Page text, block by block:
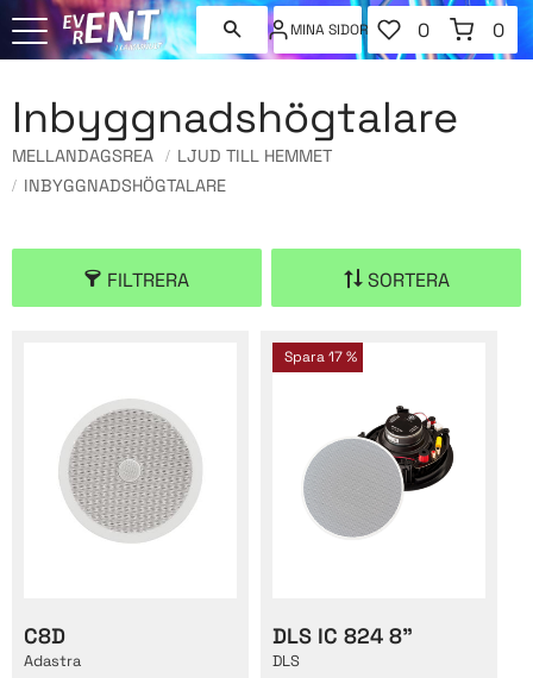
MINA SIDOR
FAVORITER
ANTAL
0
KUNDVAGN
0
Inbyggnadshögtalare
MELLANDAGSREA
LJUD TILL HEMMET
INBYGGNADSHÖGTALARE
FILTRERA SORTERA
C8D
Adastra
DLS IC 824 8"
DLS
Spara17 %